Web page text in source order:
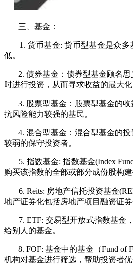
三、基金：
1. 货币基金: 货币型基金是众多
低。
2. 债券基金：债券型基金顾名思
时进行投资，从而寻求收益的最大化
3. 股票型基金：股票型基金的收
抗风险能力较强的基民。
4. 混合型基金：混合型基金的投
较弱的保守投资者。
5. 指数基金: 指数基金(Index
购买该指数的全部或部分成份股构
6. Reits: 房地产信托投资基金
地产证券化包括房地产项目融资证
7. ETF: 交易型开放式指数基金，
给别人的基金。
8. FOF: 基金中的基金（Fund of
机构对基金进行筛选，帮助投资者优